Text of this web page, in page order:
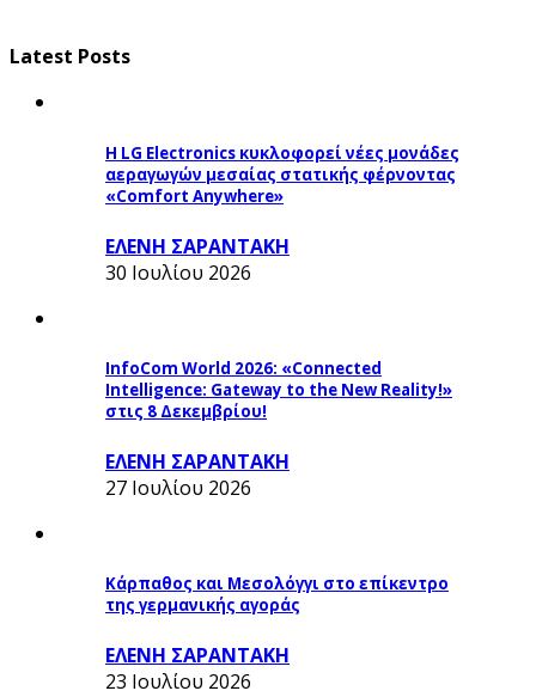
Latest Posts
Η LG Electronics κυκλοφορεί νέες μονάδες
αεραγωγών μεσαίας στατικής φέρνοντας
«Comfort Anywhere»
ΕΛΕΝΗ ΣΑΡΑΝΤΑΚΗ
30 Ιουλίου 2026
InfoCom World 2026: «Connected
Intelligence: Gateway to the New Reality!»
στις 8 Δεκεμβρίου!
ΕΛΕΝΗ ΣΑΡΑΝΤΑΚΗ
27 Ιουλίου 2026
Κάρπαθος και Μεσολόγγι στο επίκεντρο
της γερμανικής αγοράς
ΕΛΕΝΗ ΣΑΡΑΝΤΑΚΗ
23 Ιουλίου 2026